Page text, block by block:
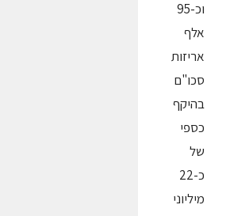
וכ-95
אלף
אריזות
סכו"ם
בהיקף
כספי
של
כ-22
מיליוני